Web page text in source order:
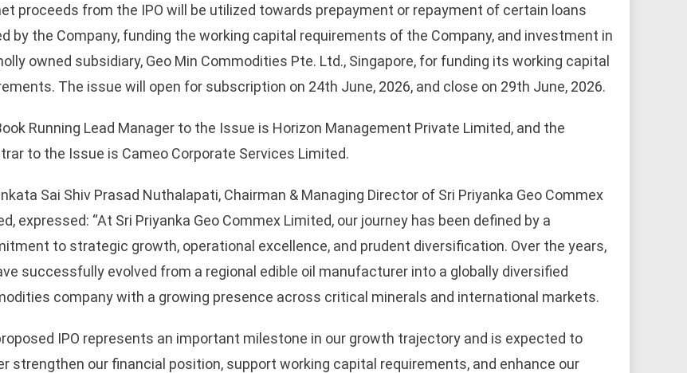
proceeds from the IPO will be utilized towards prepayment or repayment of certain loans
by the Company, funding the working capital requirements of the Company, and investment in
owned subsidiary, Geo Min Commodities Pte. Ltd., Singapore, for funding its working capital
The issue will open for subscription on 24th June, 2026, and close on 29th June, 2026.
Running Lead Manager to the Issue is Horizon Management Private Limited, and the
to the Issue is Cameo Corporate Services Limited.
Sai Shiv Prasad Nuthalapati, Chairman & Managing Director of Sri Priyanka Geo Commex
expressed: “At Sri Priyanka Geo Commex Limited, our journey has been defined by a
to strategic growth, operational excellence, and prudent diversification. Over the years,
successfully evolved from a regional edible oil manufacturer into a globally diversified
company with a growing presence across critical minerals and international markets.
IPO represents an important milestone in our growth trajectory and is expected to
strengthen our financial position, support working capital requirements, and enhance our